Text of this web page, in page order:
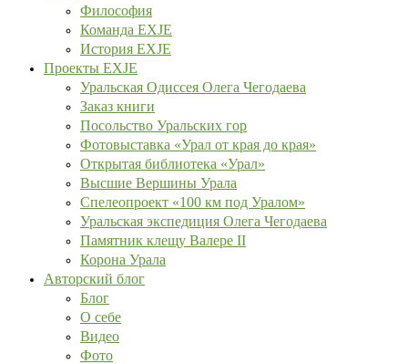
Философия
Команда EXJE
История EXJE
Проекты EXJE
Уральская Одиссея Олега Чегодаева
Заказ книги
Посольство Уральских гор
Фотовыставка «Урал от края до края»
Открытая библиотека «Урал»
Высшие Вершины Урала
Спелеопроект «100 км под Уралом»
Уральская экспедиция Олега Чегодаева
Памятник клещу Валере II
Корона Урала
Авторский блог
Блог
О себе
Видео
Фото